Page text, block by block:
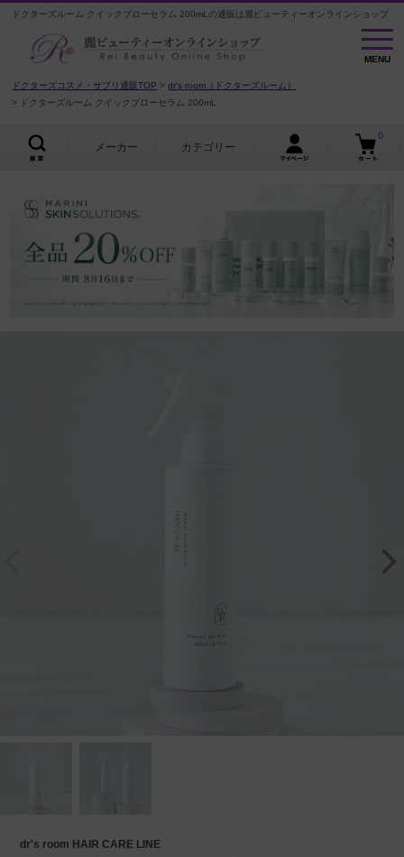
ドクターズルーム クイックブローセラム 200mLの通販は麗ビューティーオンラインショップ
MENU
MENU
ドクターズコスメ・サプリ通販TOP
dr's room（ドクターズルーム）
ドクターズルーム クイックブローセラム 200mL
メーカー カテゴリー
0
dr's room HAIR CARE LINE